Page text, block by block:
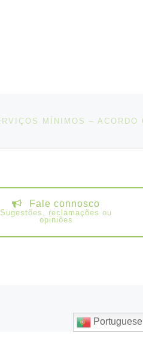
Fale connosco
Sugestões, reclamações ou
opiniões
Portuguese